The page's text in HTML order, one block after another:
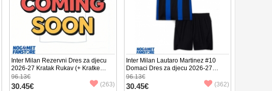
Inter Milan Rezervni Dres za djecu
2026-27 Kratak Rukav (+ Kratke
hlače)
96.13€
30.45€ (263)
Inter Milan Lautaro Martinez #10
Domaci Dres za djecu 2026-27
Kratak Rukav (+ Kratke hlače)
96.13€
30.45€ (362)